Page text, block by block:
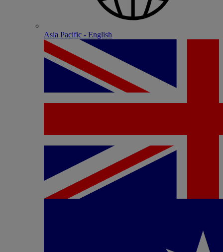
Asia Pacific - English